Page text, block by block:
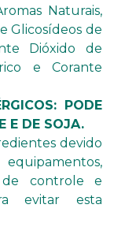
Naturais,
Glicosídeos de
Dióxido de
e Corante
PODE
E DE SOJA.
devido
de controle e
evitar esta